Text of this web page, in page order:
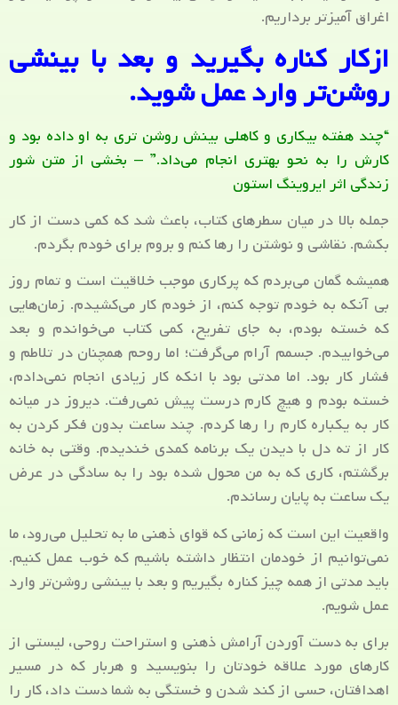
اغراق آمیزتر برداریم.
ازکار کناره بگیرید و بعد با بینشی
روشن‌تر وارد عمل شوید.
“چند هفته بیکاری و کاهلی بینش روشن تری به او داده بود و
کارش را به نحو بهتری انجام می‌داد.” – بخشی از متن شور
زندگی اثر ایروینگ استون
جمله بالا در میان سطرهای کتاب، باعث شد که کمی دست از کار
بکشم. نقاشی و نوشتن را رها کنم و بروم برای خودم بگردم.
همیشه گمان می‌بردم که پرکاری موجب خلاقیت است و تمام روز
بی آنکه به خودم توجه کنم، از خودم کار می‌کشیدم. زمان‌هایی
که خسته بودم، به جای تفریح، کمی کتاب می‌خواندم و بعد
می‌خوابیدم. جسمم آرام می‌گرفت؛ اما روحم همچنان در تلاطم و
فشار کار بود. اما مدتی بود با انکه کار زیادی انجام نمی‌دادم،
خسته بودم و هیچ کارم درست پیش نمی‌رفت. دیروز در میانه
کار به یکباره کارم را رها کردم. چند ساعت بدون فکر کردن به
کار از ته دل با دیدن یک برنامه کمدی خندیدم. وقتی به خانه
برگشتم، کاری که به من محول شده بود را به سادگی در عرض
یک ساعت به پایان رساندم.
واقعیت این است که زمانی که قوای ذهنی ما به تحلیل می‌رود، ما
نمی‌توانیم از خودمان انتظار داشته باشیم که خوب عمل کنیم.
باید مدتی از همه چیز کناره بگیریم و بعد با بینشی روشن‌تر وارد
عمل شویم.
برای به دست آوردن آرامش ذهنی و استراحت روحی، لیستی از
کارهای مورد علاقه خودتان را بنویسید و هربار که در مسیر
اهدافتان، حسی از کند شدن و خستگی به شما دست داد، کار را